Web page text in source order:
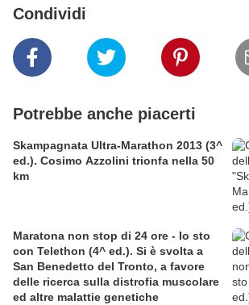
Condividi
Potrebbe anche piacerti
Skampagnata Ultra-Marathon 2013 (3^
ed.). Cosimo Azzolini trionfa nella 50
km
Maratona non stop di 24 ore - Io sto
con Telethon (4^ ed.). Si è svolta a
San Benedetto del Tronto, a favore
delle ricerca sulla distrofia muscolare
ed altre malattie genetiche